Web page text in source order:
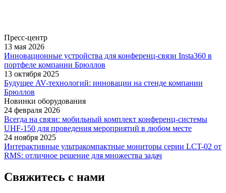
Пресс-центр
13 мая 2026
Инновационные устройства для конференц-связи Insta360 в
портфеле компании Брюллов
13 октября 2025
Будущее AV-технологий: инновации на стенде компании
Брюллов
Новинки оборудования
24 февраля 2026
Всегда на связи: мобильный комплект конференц-системы
UHF-150 для проведения мероприятий в любом месте
24 ноября 2025
Интерактивные ультракомпактные мониторы серии LCT-02 от
RMS: отличное решение для множества задач
Свяжитесь с нами